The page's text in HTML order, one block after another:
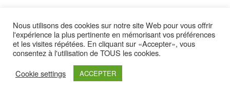
Nous utilisons des cookies sur notre site Web pour vous offrir
l'expérience la plus pertinente en mémorisant vos préférences
et les visites répétées. En cliquant sur «Accepter», vous
consentez à l'utilisation de TOUS les cookies.
Cookie settings
ACCEPTER